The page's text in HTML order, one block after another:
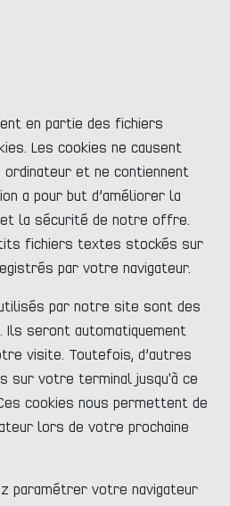
en partie des fichiers
Les cookies ne causent
ordinateur et ne contiennent
a pour but d’améliorer la
la sécurité de notre offre.
fichiers textes stockés sur
par votre navigateur.
par notre site sont des
Ils seront automatiquement
visite. Toutefois, d’autres
sur votre terminal jusqu'à ce
cookies nous permettent de
lors de votre prochaine
paramétrer votre navigateur